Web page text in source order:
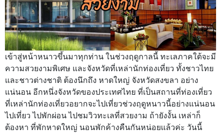
เข้าสู่หน้าหนาวขึ้นมาทุกท่าน ในช่วงฤดูกาลนี้ ทะเลภาคใต้จะมี
ความสวยงามพิเศษ และจังหวัดที่เหล่านักท่องเที่ยว ทั้งชาวไทย
และชาวต่างชาติ ต้องนึกถึง หาดใหญ่ จังหวัดสงขลา อย่าง
แน่นอน อีกหนึ่งจังหวัดของประเทศไทย ที่เป็นสถานที่ท่องเที่ยว
ที่เหล่านักท่องเที่ยวอยากจะไปเที่ยวช่วงฤดูหนาวนี้อย่างแน่นอน
ไปเที่ยว ไปพักผ่อน ไปชมวิวทะเลที่สวยงาม ถ้ายังงั้น เหล่าก็
ต้องหา ที่พักหาดใหญ่ นอนพักค้างคืนกันหน่อยแล้วค่ะ วันนี้